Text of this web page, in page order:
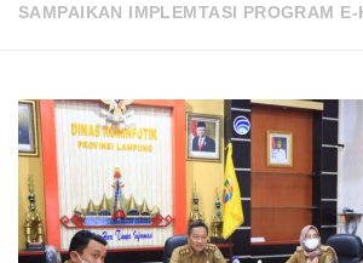
SAMPAIKAN IMPLEMTASI PROGRAM E-